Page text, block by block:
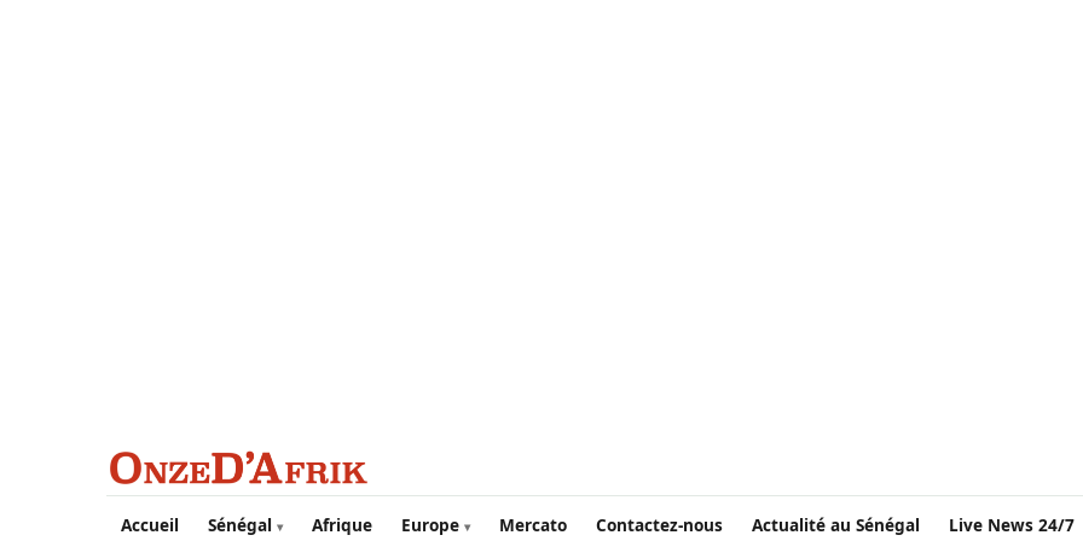
Aller au contenu principal
Accueil Sénégal Afrique Europe Mercato Contactez-nous Actualité au Sénégal Live News 24/7